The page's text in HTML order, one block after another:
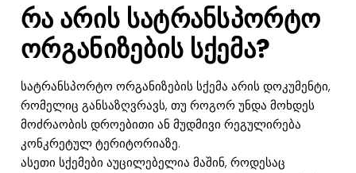
რა არის სატრანსპორტო
ორგანიზების სქემა?
სატრანსპორტო ორგანიზების სქემა არის დოკუმენტი,
რომელიც განსაზღვრავს, თუ როგორ უნდა მოხდეს
მოძრაობის დროებითი ან მუდმივი რეგულირება
კონკრეტულ ტერიტორიაზე.
ასეთი სქემები აუცილებელია მაშინ, როდესაც